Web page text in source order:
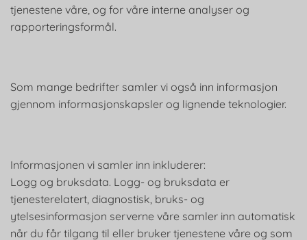
tjenestene våre, og for våre interne analyser og
rapporteringsformål.
Som mange bedrifter samler vi også inn informasjon
gjennom informasjonskapsler og lignende teknologier.
Informasjonen vi samler inn inkluderer:
Logg og bruksdata. Logg- og bruksdata er
tjenesterelatert, diagnostisk, bruks- og
ytelsesinformasjon serverne våre samler inn automatisk
når du får tilgang til eller bruker tjenestene våre og som